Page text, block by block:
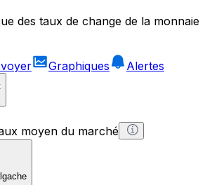
des taux de change de la monnaie
Graphiques
Alertes
moyen du marché